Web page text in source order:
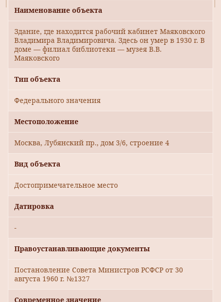
Наименование объекта
Здание, где находится рабочий кабинет Маяковского
Владимира Владимировича. Здесь он умер в 1930 г. В
доме — филиал библиотеки — музея В.В.
Маяковского
Тип объекта
Федерального значения
Местоположение
Москва, Лубянский пр., дом 3/6, строение 4
Вид объекта
Достопримечательное место
Датировка
-
Правоустанавливающие документы
Постановление Совета Министров РСФСР от 30
августа 1960 г. №1327
Современное значение